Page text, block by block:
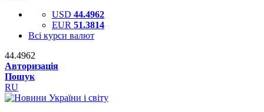
USD 44.4962
EUR 51.3814
Всі курси валют
44.4962
Авторизація
Пошук
RU